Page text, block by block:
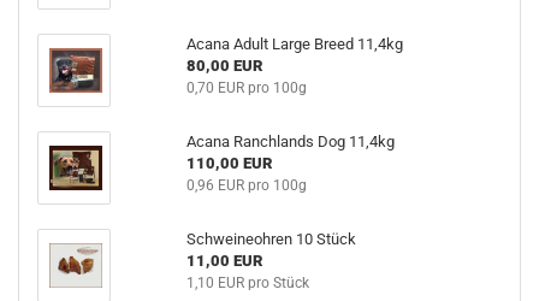
Acana Adult Large Breed 11,4kg
80,00 EUR
0,70 EUR pro 100g
Acana Ranchlands Dog 11,4kg
110,00 EUR
0,96 EUR pro 100g
Schweineohren 10 Stück
11,00 EUR
1,10 EUR pro Stück